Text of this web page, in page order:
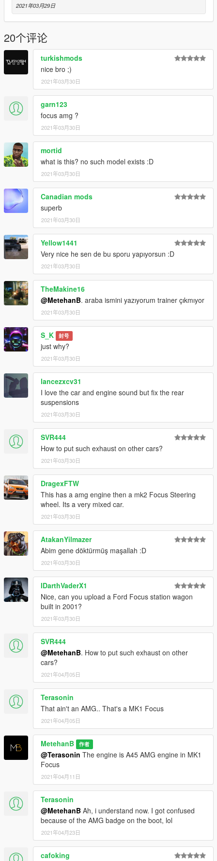
2021年03月29日
20个评论
turkishmods
nice bro ;)
2021年03月30日
garn123
focus amg ?
2021年03月30日
mortid
what is this? no such model exists :D
2021年03月30日
Canadian mods
superb
2021年03月30日
Yellow1441
Very nice he sen de bu sporu yapıyorsun :D
2021年03月30日
TheMakine16
@MetehanB. araba ismini yazıyorum trainer çıkmıyor
2021年03月30日
S_K 封号
just why?
2021年03月30日
lancezxcv31
I love the car and engine sound but fix the rear
suspensions
2021年03月30日
SVR444
How to put such exhaust on other cars?
2021年03月30日
DragexFTW
This has a amg engine then a mk2 Focus Steering
wheel. Its a very mixed car.
2021年03月30日
AtakanYilmazer
Abim gene döktürmüş maşallah :D
2021年03月30日
IDarthVaderX1
Nice, can you upload a Ford Focus station wagon
built in 2001?
2021年03月30日
SVR444
@MetehanB. How to put such exhaust on other
cars?
2021年04月05日
Terasonin
That ain't an AMG.. That's a MK1 Focus
2021年04月05日
MetehanB 作者
@Terasonin The engine is A45 AMG engine in MK1
Focus
2021年04月11日
Terasonin
@MetehanB Ah, i understand now. I got confused
because of the AMG badge on the boot, lol
2021年04月23日
cafoking